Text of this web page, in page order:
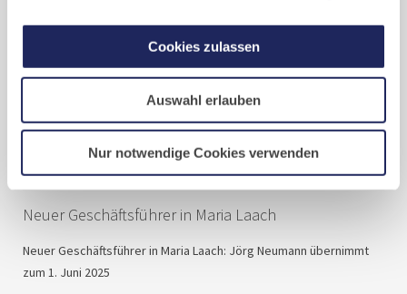
Cookies zulassen
Auswahl erlauben
Nur notwendige Cookies verwenden
Neuer Geschäftsführer in Maria Laach
Neuer Geschäftsführer in Maria Laach: Jörg Neumann übernimmt
zum 1. Juni 2025